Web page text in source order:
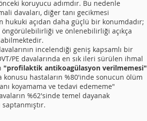
koruyucu adımdır. Bu nedenle
davaları, diğer tanı gecikmesi
hukuki açıdan daha güçlü bir konumdadır;
ve önlenebilirliği açıkça
incelendiği geniş kapsamlı bir
PE davalarında en sık ileri sürülen ihmal
"profilaktik antikoagülasyon verilmemesi"
konusu hastaların %80'inde sonucun ölüm
koyamama ve tedavi edememe"
%62'sinde temel dayanak